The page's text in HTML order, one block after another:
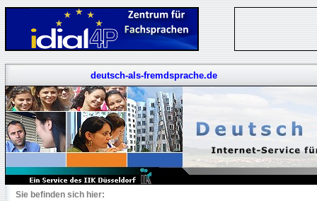
deutsch-als-fremdsprache.de
Sie befinden sich hier: